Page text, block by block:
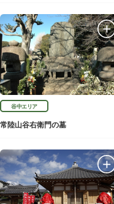
谷中エリア
常陸山谷右衛門の墓